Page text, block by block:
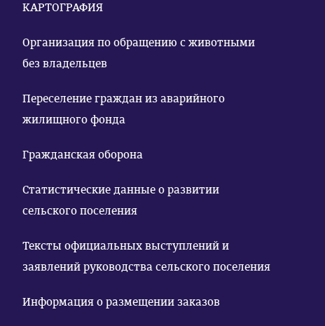
КАРТОГРАФИЯ
Организация по обращению с животными
без владельцев
Переселение граждан из аварийного
жилищного фонда
Гражданская оборона
Статистические данные о развитии
сельского поселения
Тексты официальных выступлений и
заявлений руководства сельского поселения
Информация о размещении заказов